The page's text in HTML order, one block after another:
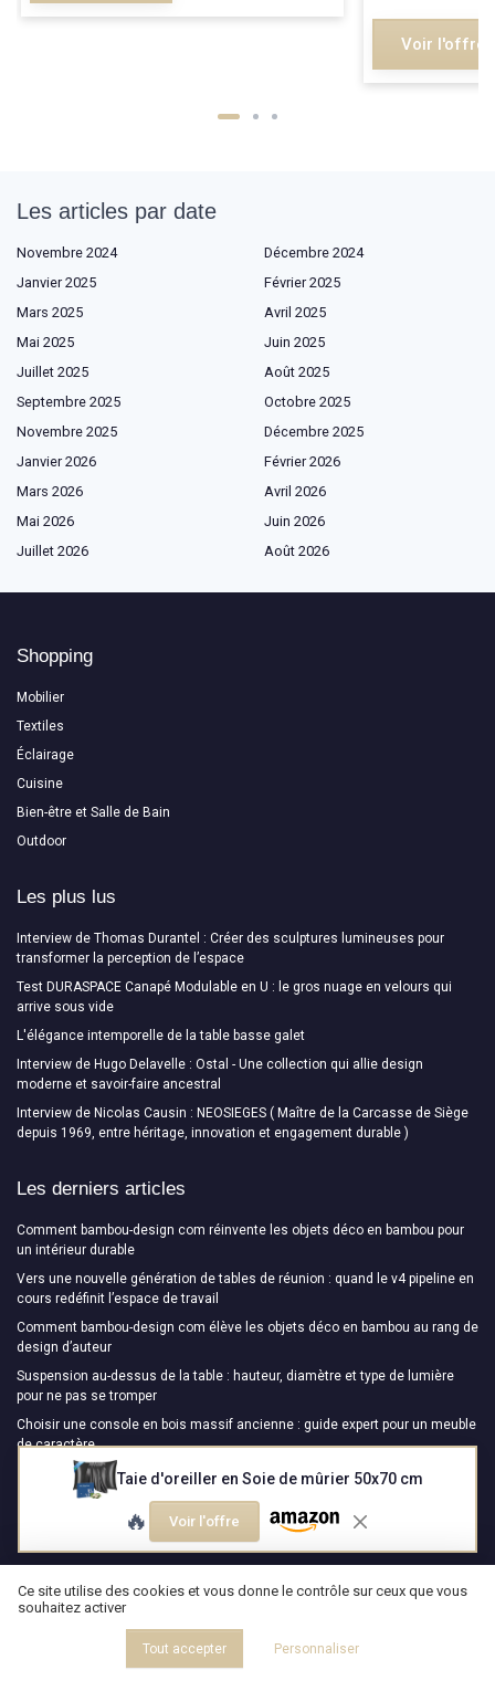
Voir l'offre
Taie d'oreiller en Soie de mûrier 50x70 cm
🔥 Voir l'offre
Les articles par date
Novembre 2024
Décembre 2024
Janvier 2025
Février 2025
Mars 2025
Avril 2025
Mai 2025
Juin 2025
Juillet 2025
Août 2025
Septembre 2025
Octobre 2025
Novembre 2025
Décembre 2025
Janvier 2026
Février 2026
Mars 2026
Avril 2026
Mai 2026
Juin 2026
Juillet 2026
Août 2026
Shopping
Mobilier
Textiles
Éclairage
Cuisine
Bien-être et Salle de Bain
Outdoor
Les plus lus
Interview de Thomas Durantel : Créer des sculptures lumineuses pour
transformer la perception de l’espace
Test DURASPACE Canapé Modulable en U : le gros nuage en velours qui
arrive sous vide
L'élégance intemporelle de la table basse galet
Interview de Hugo Delavelle : Ostal - Une collection qui allie design
moderne et savoir-faire ancestral
Interview de Nicolas Causin : NEOSIEGES ( Maître de la Carcasse de Siège
depuis 1969, entre héritage, innovation et engagement durable )
Les derniers articles
Comment bambou-design com réinvente les objets déco en bambou pour
un intérieur durable
Vers une nouvelle génération de tables de réunion : quand le v4 pipeline en
cours redéfinit l’espace de travail
Comment bambou-design com élève les objets déco en bambou au rang de
design d’auteur
Suspension au-dessus de la table : hauteur, diamètre et type de lumière
pour ne pas se tromper
Choisir une console en bois massif ancienne : guide expert pour un meuble
de caractère
Design Magazine
Ce site utilise des cookies et vous donne le contrôle sur ceux que vous
souhaitez activer
Tout accepter Personnaliser